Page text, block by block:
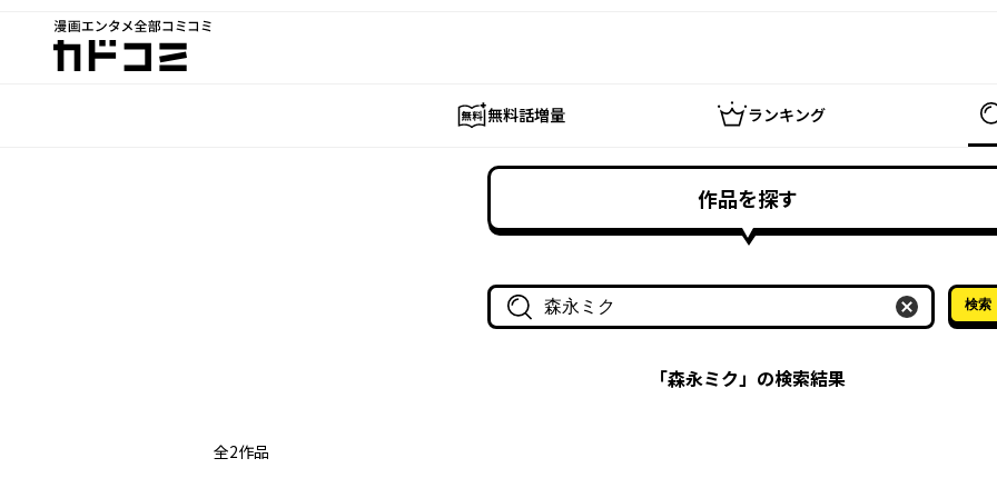
漫画エンタメ全部コミコミ
カドコミ
無料話増量 ランキング
作品を探す
作品名・作家名で探す
検索
「森永ミク」の検索結果
全2作品